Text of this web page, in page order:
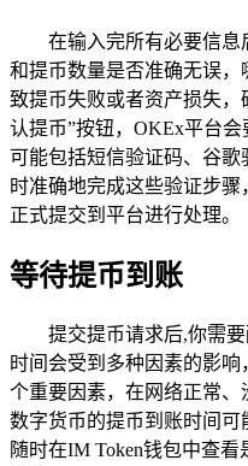
在输入完所有必要信
和提币数量是否准确无误
致提币失败或者资产损失
认提币”按钮，OKEx平台会
可能包括短信验证码、谷
时准确地完成这些验证步
正式提交到平台进行处理。
等待提币到账
提交提币请求后,你需
时间会受到多种因素的影
个重要因素，在网络正常
数字货币的提币到账时间
随时在IM Token钱包中查